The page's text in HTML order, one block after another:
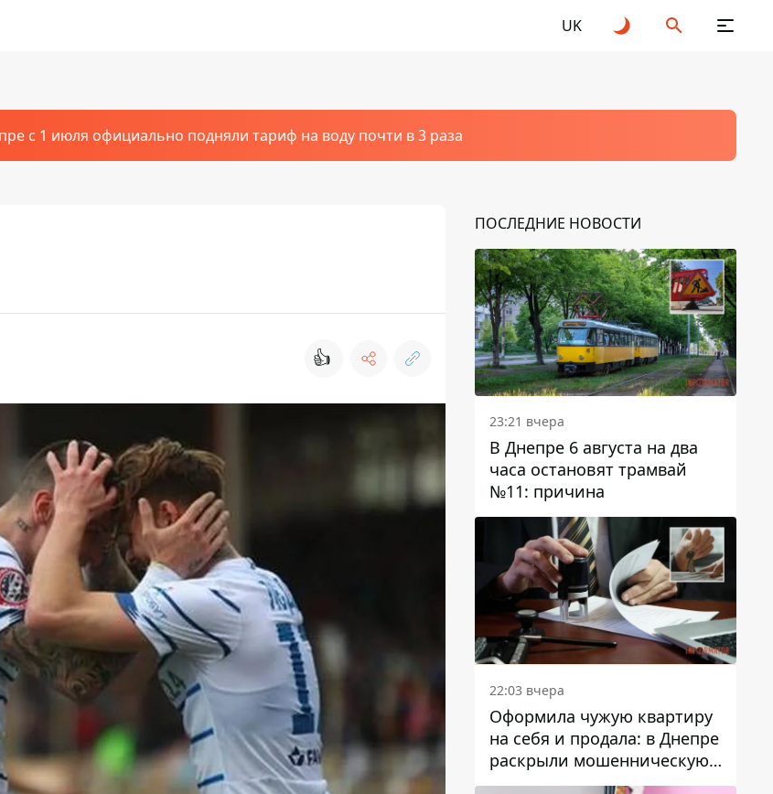
UK
с 1 июля официально подняли тариф на воду почти в 3 раза
👍
ПОСЛЕДНИЕ НОВОСТИ
23:21 вчера
В Днепре 6 августа на два
часа остановят трамвай
№11: причина
22:03 вчера
Оформила чужую квартиру
на себя и продала: в Днепре
раскрыли мошенническую
схему с недвижимостью